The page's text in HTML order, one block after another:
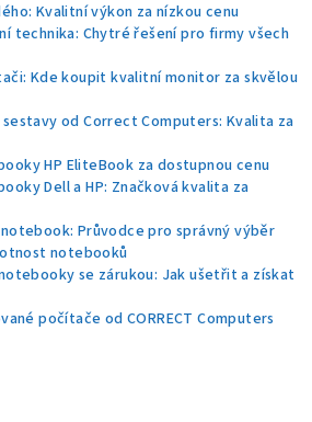
Kvalitní výkon za nízkou cenu
technika: Chytré řešení pro firmy všech
Kde koupit kvalitní monitor za skvělou
od Correct Computers: Kvalita za
HP EliteBook za dostupnou cenu
Dell a HP: Značková kvalita za
Průvodce pro správný výběr
notebooků
se zárukou: Jak ušetřit a získat
počítače od CORRECT Computers